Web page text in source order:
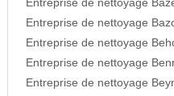
Entreprise de nettoyage
Entreprise de nettoyage
Entreprise de nettoyage
Entreprise de nettoyage
Entreprise de nettoyage